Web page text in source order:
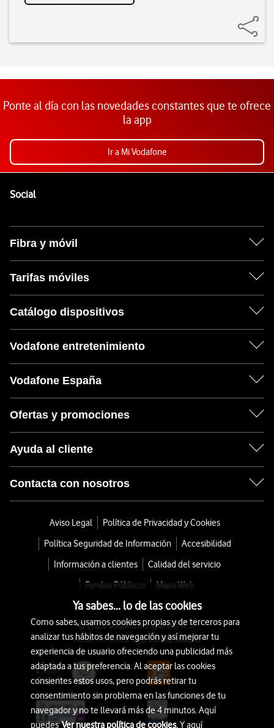
Ponte al día con las novedades constantes que te ofrece
la app
Ir a Mi Vodafone
SocialEnlaces a las redes sociales de Vodafone
Fibra y móvil
Tarifas móviles
Catálogo dispositivos
Vodafone entretenimiento
Vodafone España
Ofertas y promociones
Ayuda al cliente
Contacta con nosotros
Aviso Legal
Política de Privacidad y Cookies
Política Seguridad de Información
Accesibilidad
Información a clientes
Calidad del servicio
Fondos Públicos
Mapa Web
© 2026 Vodafone España S.A.U.
Avda. América 115, 28042 Madrid
Ya sabes... lo de las cookies
Como sabes, usamos cookies propias y de terceros para
analizar tus hábitos de navegación y así mejorar tu
experiencia de usuario ofreciendo una publicidad más
adaptada a tus preferencia. Al aceptar las cookies
consientes estos usos, pero podrás retirar tu
consentimiento sin problema en las funciones de tu
navegador y no te llevará más de 4 minutos. Aquí
puedesVer nuestra política de cookies.Y aquí